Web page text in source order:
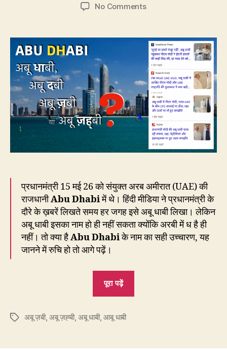
No Commentson
को
अबू
धाबी
लिखना
ग़लत
क्यों
है?
प्रधानमंत्री 15 मई 26 को संयुक्त अरब अमीरात (UAE) की
राजधानीAbu Dhabiमें थे। हिंदी मीडिया ने प्रधानमंत्री के
दौरे के ख़बरें लिखते समय हर जगह इसे अबू धाबी लिखा। लेकिन
अबू धाबी इसका नाम हो ही नहीं सकता क्योंकि अरबी में ध है ही
नहीं। तो क्या हैAbu Dhabiके नाम का सही उच्चारण, यह
जानने में रुचि हो तो आगे पढ़ें।
पूरा पढ़ें
लिखना
Tagsअबू ज़बी,अबू ज़ह्बी,अबू धाबी,आबू धाबी